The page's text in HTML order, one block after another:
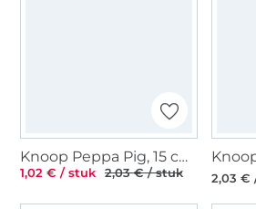
Knoop Peppa Pig, 15 cm, lichtgroen
1,02 € / stuk 2,03 € / stuk 2,03 €